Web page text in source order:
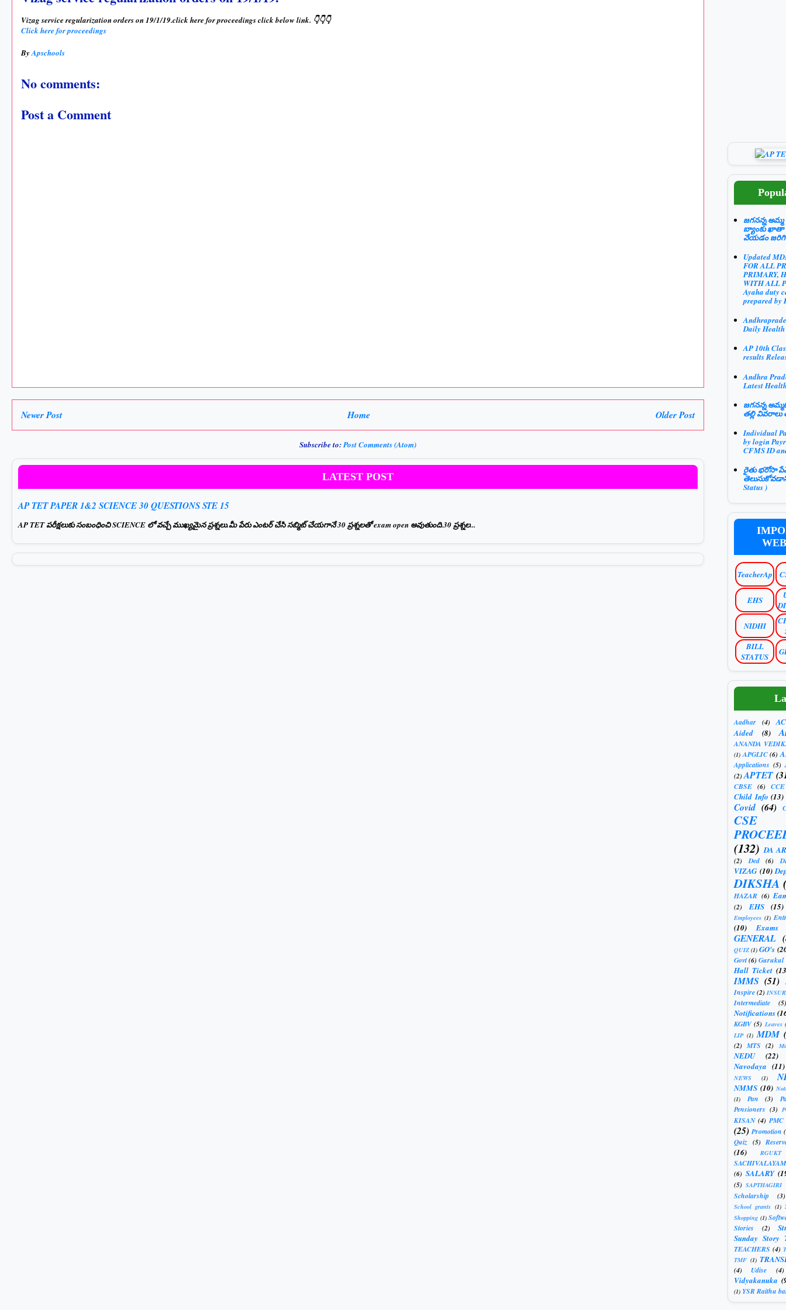
Vizag service regularization orders on 19/1/19.click here for proceedings click below link. 👇👇👇
Click here for proceedings
ByApschools
No comments:
Post a Comment
Newer Post Older Post
Home
Subscribe to:Post Comments (Atom)
LATEST POST
AP TET PAPER 1&2 SCIENCE 30 QUESTIONS STE 15
AP TET పరీక్షలుకు సంబంధించి SCIENCE లో వచ్చే ముఖ్యమైన ప్రశ్నలు.మీ పేరు ఎంటర్ చేసి సబ్మిట్ చేయగానే 30 ప్రశ్నలతో exam open అవుతుంది.30 ప్రశ్నల...
జగనన్న
బ్యాంకు ఖాతా
వేయడం
Updated
FOR ALL
PRIMARY,
WITH ALL
Ayaha duty
prepared by
Daily Health
AP 10th
results
Andhra
Latest
జగనన్న
తల్లి వివరాలు
Individual
by login
CFMS ID
రైతు భరోసా
Status )
TeacherAp
EHS
NIDHI
BILL
STATUS
Aadhar (4)
Aided
(8)
ANANDA
(1) APGLIC (6)
Applications (5)
(2)APTET
CBSE (6) CCE
Child Info (13)
Covid (64)
CSE
(132) DA
(2) Ded (6)
VIZAG (10)
DIKSHA
HAZAR (6)
(2) EHS (15)
Employees (1)
(10) Exams
GENERAL
QUIZ (1) GO's
Govt(6)Gurukul
Hall Ticket
IMMS (51)
Inspire(2)
Intermediate (5)
Notifications
KGBV (5) Leaves
LIP (1) MDM
(2) MTS (2)
NEDU
(22)
Navodaya (11)
NEWS (1)
NMMS (10)
(1)
Pan (3)
Pensioners (3)
KISAN (4) PMC
(25) Promotion
Quiz (5)
(16) RGUKT
SACHIVALAYAM
(6) SALARY
(5) SAPTHAGIRI
Scholarship (3)
School grants (1)
Shopping (1)
Stories
(2)
Sunday Story
TEACHERS (4)
TMF (1)
(4) Udise (4)
Vidyakanuka
(1) YSR Raithu